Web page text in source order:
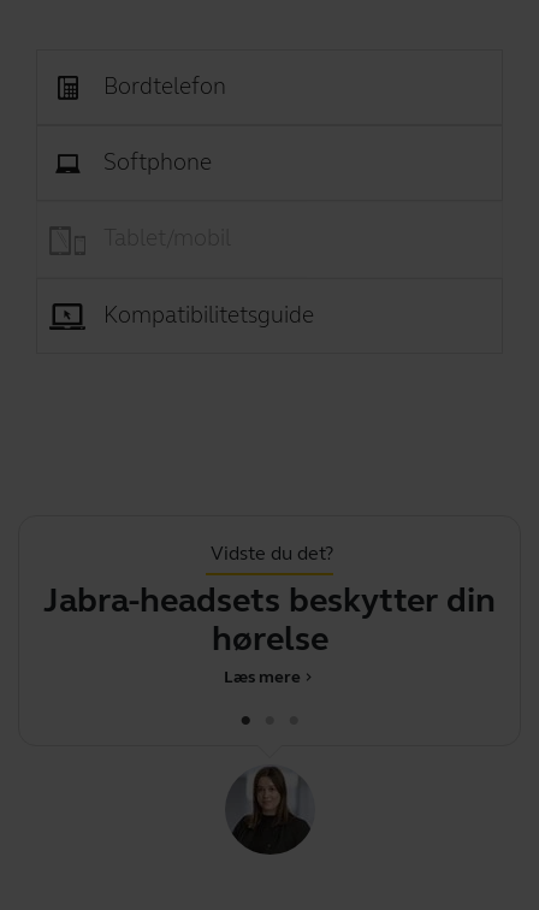
Bordtelefon
Softphone
Kompatibilitetsguide
Vidste du det?
Jabra-headsets beskytter din
hørelse
chevron_right
Læs mere